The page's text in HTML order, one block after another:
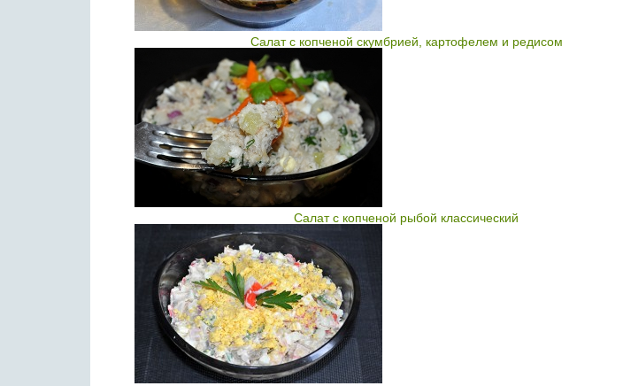
Салат с копченой скумбрией, картофелем и редисом
Салат с копченой рыбой классический